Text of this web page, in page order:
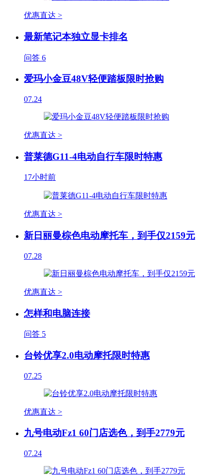
优惠直达 >
最新笔记本独立显卡排名
问答 6
爱玛小金豆48V轻便踏板限时抢购
07.24
优惠直达 >
普莱德G11-4电动自行车限时特惠
17小时前
优惠直达 >
新日丽曼棕色电动摩托车，到手仅2159元
07.28
优惠直达 >
怎样和电脑连接
问答 5
台铃优享2.0电动摩托限时特惠
07.25
优惠直达 >
九号电动Fz1 60门店选色，到手2779元
07.24